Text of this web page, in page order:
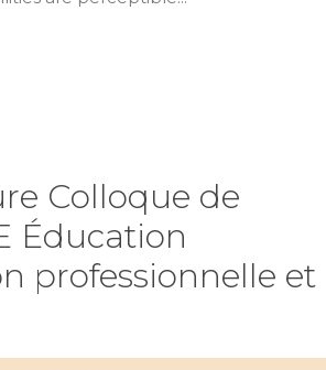
Colloque de
Éducation
professionnelle et